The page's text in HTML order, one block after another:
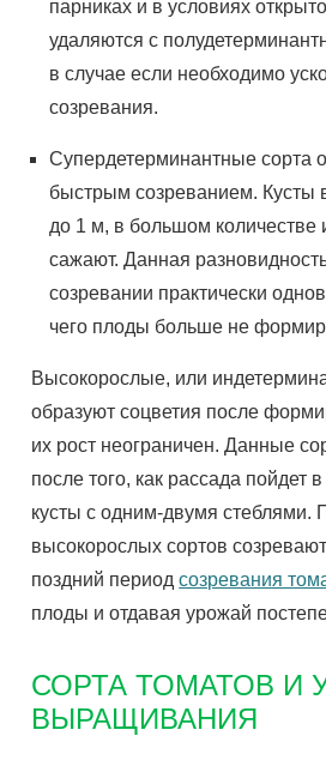
парниках и в условиях
удаляются с
в случае если необходимо
созревания.
Супердетерминантные сорта
быстрым созреванием. Кусты
до 1 м, в большом количестве
сажают. Данная
созревании практически
чего плоды больше не
Высокорослые, или
образуют соцветия после
их рост неограничен. Данные
после того, как рассада пойдет
кусты с одним-двумя стеблями.
высокорослых сортов
поздний периодсозревания
плоды и отдавая урожай
СОРТА ТОМАТОВ И
ВЫРАЩИВАНИЯ